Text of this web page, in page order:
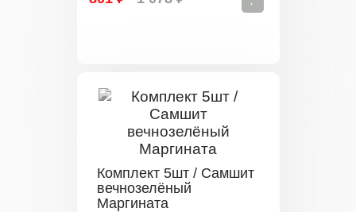
Комплект 5шт / Самшит
вечнозелёный
Маргината